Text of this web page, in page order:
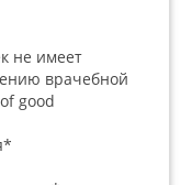
не имеет
врачебной
good